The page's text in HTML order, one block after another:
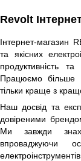
Revolt
Інтернет-магазин
та якісних
продуктивність
Працюємо більше
тільки краще з
Наш досвід та
довіреними
Ми завжди
впроваджуючи
електроінструментів.